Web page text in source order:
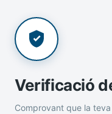
Verificació
Comprovant que la